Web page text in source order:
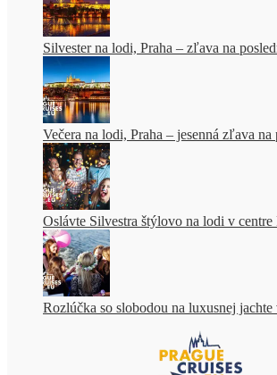
Silvester na lodi, Praha – zľava na
Večera na lodi, Praha – jesenná zľava na
Oslávte Silvestra štýlovo na lodi v centre
Rozlúčka so slobodou na luxusnej jachte